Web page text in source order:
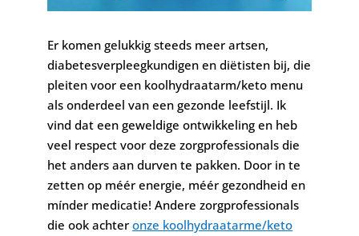
Er komen gelukkig steeds meer artsen,
diabetesverpleegkundigen en diëtisten bij, die
pleiten voor een koolhydraatarm/keto menu
als onderdeel van een gezonde leefstijl. Ik
vind dat een geweldige ontwikkeling en heb
veel respect voor deze zorgprofessionals die
het anders aan durven te pakken. Door in te
zetten op méér energie, méér gezondheid en
mínder medicatie!Andere zorgprofessionals
die ook achteronze koolhydraatarme/keto